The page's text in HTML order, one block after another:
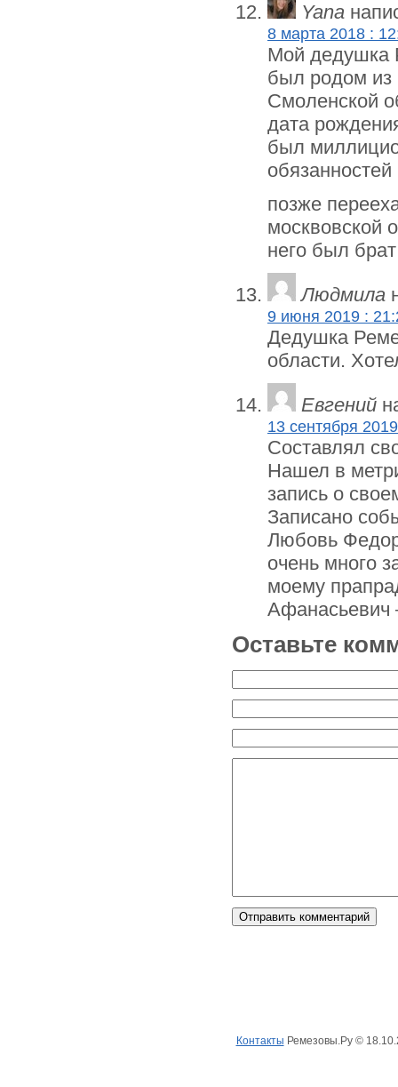
Yana
8 марта 2018 :
Мой дедушка
был родом из
Смоленской
дата
был
обязанностей
позже
москвовской
него был
Людмила
9 июня 2019 :
Дедушка
области.
Евгений
13 сентября
Составлял
Нашел в
запись о
Записано
Любовь
очень много
моему
Афанасьевич
Оставьте
Контакты Ремезовы.Ру ©